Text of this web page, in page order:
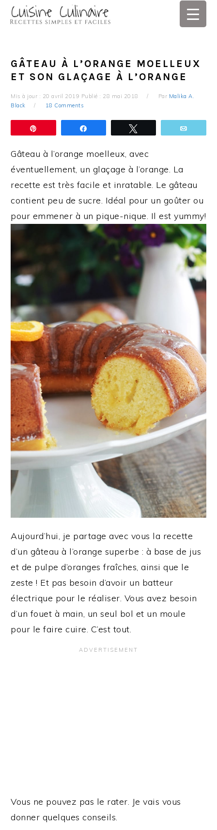
Skip
navigation
Skip
content
Skip
sidebar
Skip
GÂTEAU À L’ORANGE MOELLEUX
ET SON GLAÇAGE À L’ORANGE
Mis à jour : 20 avril 2019 Publié : 28 mai 2018 Par Malika A.
Black
18 Comments
Gâteau à l’orange moelleux, avec
éventuellement, un glaçage à l’orange. La
recette est très facile et inratable. Le gâteau
contient peu de sucre. Idéal pour un goûter ou
pour emmener à un pique-nique. Il est yummy!
Aujourd’hui, je partage avec vous la recette
d’un gâteau à l’orange superbe : à base de jus
et de pulpe d’oranges fraîches, ainsi que le
zeste ! Et pas besoin d’avoir un batteur
électrique pour le réaliser. Vous avez besoin
d’un fouet à main, un seul bol et un moule
pour le faire cuire. C’est tout.
Vous ne pouvez pas le rater. Je vais vous
donner quelques conseils.